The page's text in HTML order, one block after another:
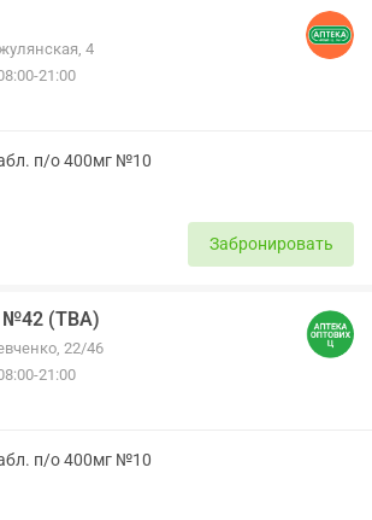
4
21:00
п/о 400мг №10
Забронировать
№42 (ТВА)
22/46
21:00
п/о 400мг №10